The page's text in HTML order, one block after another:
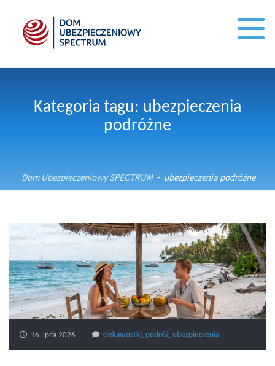
Kategoria tagu: ubezpieczenia
podróżne
Dom Ubezpieczeniowy SPECTRUM - ubezpieczenia podróżne
16 lipca 2026 ciekawostki, podróż, ubezpieczenia